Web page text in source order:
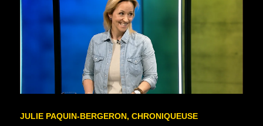
JULIE PAQUIN-BERGERON, CHRONIQUEUSE